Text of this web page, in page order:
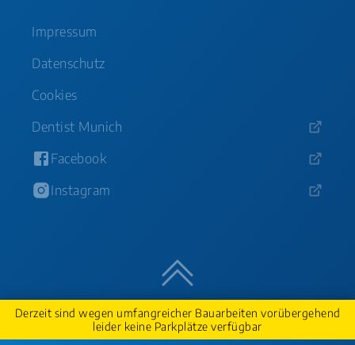
Impressum
Datenschutz
Cookies
Dentist Munich
Facebook
Instagram
Nach oben
Derzeit sind wegen umfangreicher Bauarbeiten vorübergehend
leider keine Parkplätze verfügbar